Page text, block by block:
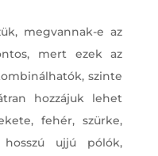
megvannak-e az
mert ezek az
szinte
hozzájuk lehet
fehér, szürke,
ujjú pólók,